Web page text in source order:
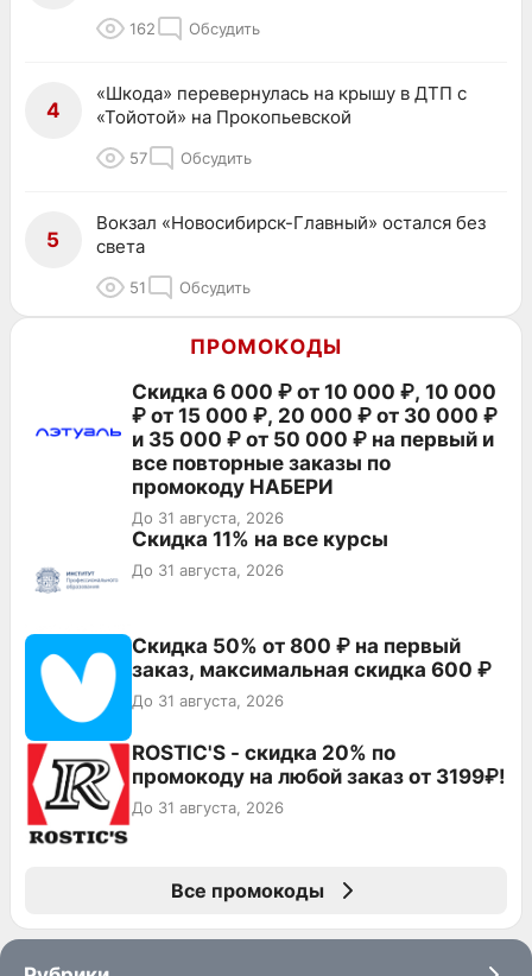
162 Обсудить
4
«Шкода» перевернулась на крышу в ДТП с
«Тойотой» на Прокопьевской
57 Обсудить
5
Вокзал «Новосибирск-Главный» остался без
света
51 Обсудить
ПРОМОКОДЫ
Скидка 6 000 ₽ от 10 000 ₽, 10 000
₽ от 15 000 ₽, 20 000 ₽ от 30 000 ₽
и 35 000 ₽ от 50 000 ₽ на первый и
все повторные заказы по
промокоду НАБЕРИ
До 31 августа, 2026
Скидка 11% на все курсы
До 31 августа, 2026
Скидка 50% от 800 ₽ на первый
заказ, максимальная скидка 600 ₽
До 31 августа, 2026
ROSTIC'S - скидка 20% по
промокоду на любой заказ от 3199₽!
До 31 августа, 2026
Все промокоды